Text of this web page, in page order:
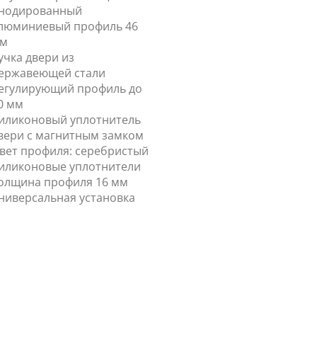
профиль 46
двери из
стали
профиль до
мм
уплотнитель
с магнитным замком
профиля: серебристый
уплотнители
профиля 16 мм
установка